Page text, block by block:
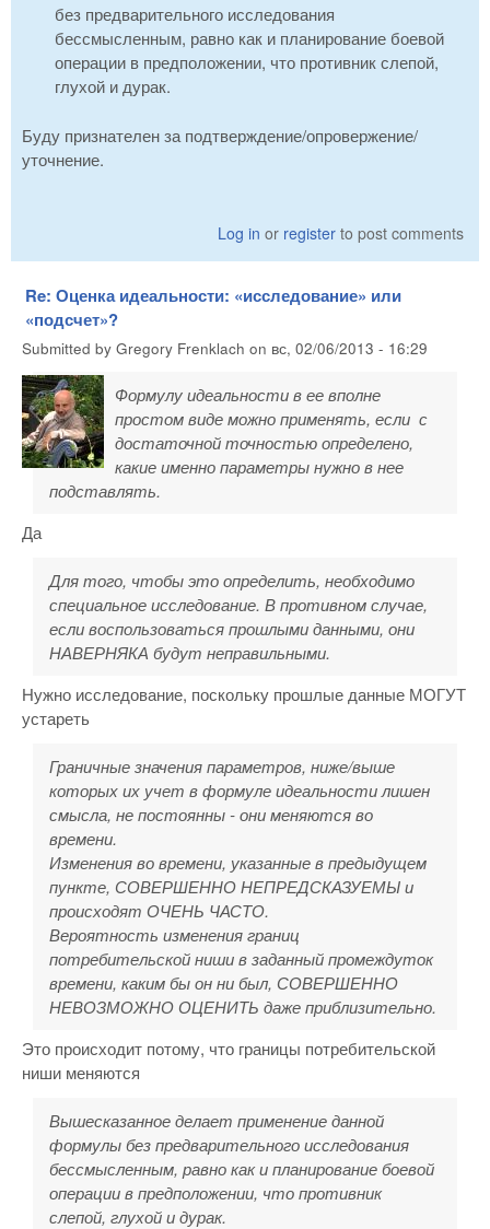
без предварительного исследования
бессмысленным, равно как и планирование боевой
операции в предположении, что противник слепой,
глухой и дурак.
Буду признателен за подтверждение/опровержение/
уточнение.
Log in or register to post comments
Re: Оценка идеальности: «исследование» или
«подсчет»?
Submitted by Gregory Frenklach on вс, 02/06/2013 - 16:29
Формулу идеальности в ее вполне
простом виде можно применять, если с
достаточной точностью определено,
какие именно параметры нужно в нее
подставлять.
Да
Для того, чтобы это определить, необходимо
специальное исследование. В противном случае,
если воспользоваться прошлыми данными, они
НАВЕРНЯКА будут неправильными.
Нужно исследование, поскольку прошлые данные МОГУТ
устареть
Граничные значения параметров, ниже/выше
которых их учет в формуле идеальности лишен
смысла, не постоянны - они меняются во
времени.
Изменения во времени, указанные в предыдущем
пункте, СОВЕРШЕННО НЕПРЕДСКАЗУЕМЫ и
происходят ОЧЕНЬ ЧАСТО.
Вероятность изменения границ
потребительской ниши в заданный промеждуток
времени, каким бы он ни был, СОВЕРШЕННО
НЕВОЗМОЖНО ОЦЕНИТЬ даже приблизительно.
Это происходит потому, что границы потребительской
ниши меняются
Вышесказанное делает применение данной
формулы без предварительного исследования
бессмысленным, равно как и планирование боевой
операции в предположении, что противник
слепой, глухой и дурак.